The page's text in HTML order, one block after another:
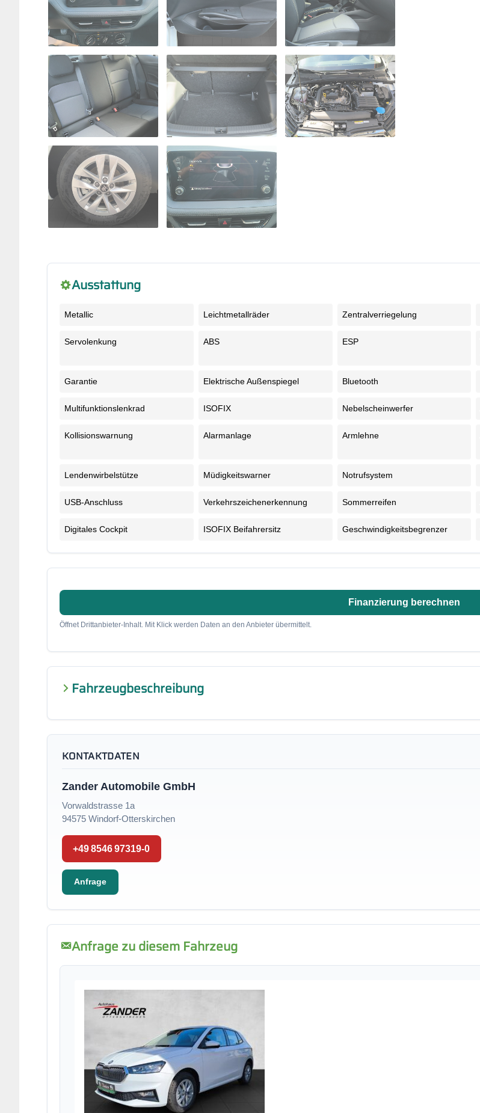
Ausstattung
Metallic Leichtmetallräder Zentralverriegelung
Servolenkung ABS ESP
Garantie Elektrische Außenspiegel Bluetooth
Multifunktionslenkrad ISOFIX Nebelscheinwerfer
Kollisionswarnung Alarmanlage Armlehne
Lendenwirbelstütze Müdigkeitswarner Notrufsystem
USB-Anschluss Verkehrszeichenerkennung Sommerreifen
Digitales Cockpit ISOFIX Beifahrersitz Geschwindigkeitsbegrenzer
Finanzierung berechnen
Öffnet Drittanbieter-Inhalt. Mit Klick werden Daten an den Anbieter übermittelt.
Fahrzeugbeschreibung
KONTAKTDATEN
Zander Automobile GmbH
Vorwaldstrasse 1a
94575 Windorf-Otterskirchen
+49 8546 97319-0
Anfrage
Anfrage zu diesem Fahrzeug